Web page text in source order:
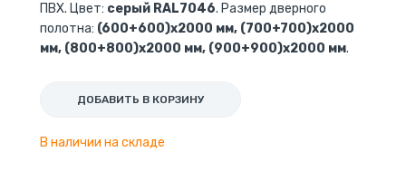
ПВХ. Цвет: серый RAL7046. Размер дверного
полотна: (600+600)х2000 мм, (700+700)х2000
мм, (800+800)х2000 мм, (900+900)х2000 мм.
ДОБАВИТЬ В КОРЗИНУ
В наличии на складе